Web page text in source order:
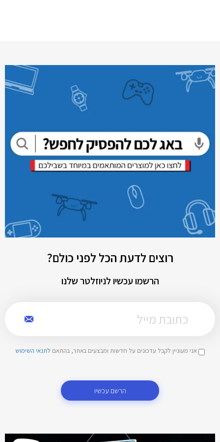
רוצים לדעת הכל לפני כולם?
הרשמו עכשיו לניוזלטר שלנו
אני מעוניין לקבל עדכונים על חדשות ומבצעים באתר, בהתאם לתנאי השימוש
הרשם עכשיו